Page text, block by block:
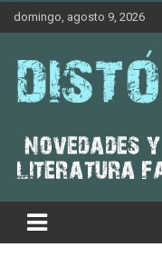
Skip
domingo, agosto 9, 2026
Distópolis